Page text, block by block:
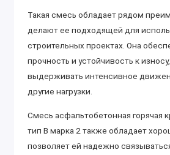
Такая смесь обладает рядом
делают ее подходящей для
строительных проектах. Она
прочность и устойчивость к
выдерживать интенсивное
другие нагрузки.
Смесь асфальтобетонная горячая
тип В марка 2 также обладает
позволяет ей надежно